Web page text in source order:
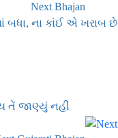
Next Bhajan
બધા, ના કાંઈ એ ખરાબ છે
તેં જાણ્યું નહીં